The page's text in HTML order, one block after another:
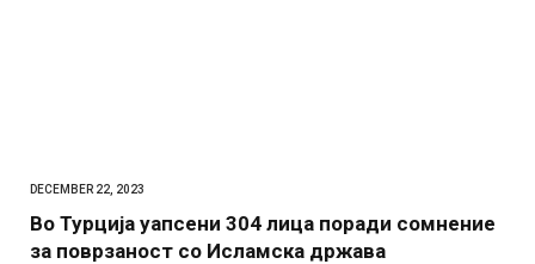
DECEMBER 22, 2023
Во Турција уапсени 304 лица поради сомнение
за поврзаност со Исламска држава